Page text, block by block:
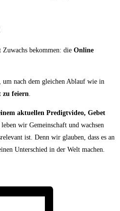
Zuwachs bekommen: die Online
nach dem gleichen Ablauf wie in
zu feiern.
aktuellen Predigtvideo, Gebet
leben wir Gemeinschaft und wachsen
ist. Denn wir glauben, dass es an
Unterschied in der Welt machen.